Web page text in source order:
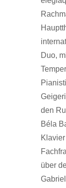
Duo,
den
Béla
über